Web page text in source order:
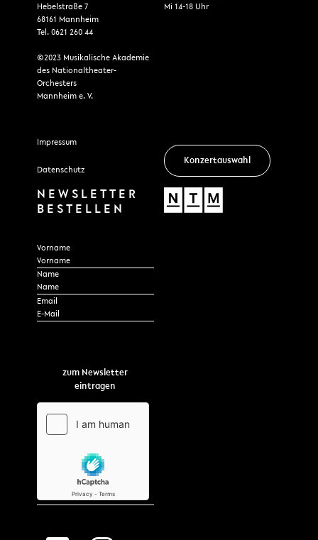
Hebelstraße 7
68161 Mannheim
Tel. 0621 260 44
©2023 Musikalische Akademie
des Nationaltheater-
Orchesters
Mannheim e. V.
Impressum
Datenschutz
Mi 14-18 Uhr
Konzertauswahl
NEWSLETTER
BESTELLEN
Section
Vorname
Name
Email
zum Newsletter
eintragen